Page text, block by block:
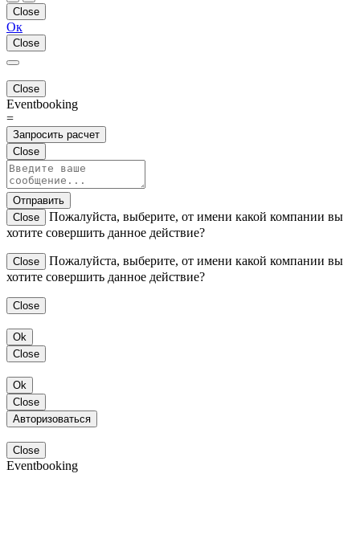
Close
Ок
Close
Close
Eventbooking
=
Запросить расчет
Close
Отправить
Close
Пожалуйста, выберите, от имени какой компании вы
хотите совершить данное действие?
Close
Пожалуйста, выберите, от имени какой компании вы
хотите совершить данное действие?
Close
Ok
Close
Ok
Close
Авторизоваться
Close
Eventbooking